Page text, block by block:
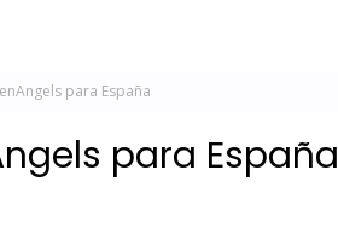
para España
para España